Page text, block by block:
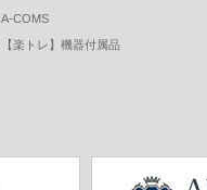
A-COMS
【楽トレ】機器付属品